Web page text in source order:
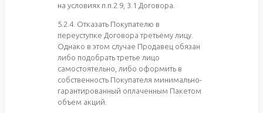
на условиях п.п.2.9, 3.1 Договора.
5.2.4. Отказать Покупателю в
переуступке Договора третьему лицу.
Однако в этом случае Продавец обязан
либо подобрать третье лицо
самостоятельно, либо оформить в
собственность Покупателя минимально-
гарантированный оплаченным Пакетом
объем акций.